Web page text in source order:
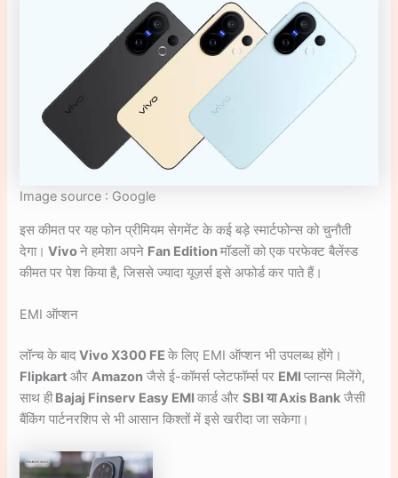
Image source : Google
इस कीमत पर यह फोन प्रीमियम सेगमेंट के कई बड़े स्मार्टफोन्स को चुनौती
देगा। Vivoने हमेशा अपने Fan Editionमॉडलों को एक परफेक्ट बैलेंस्ड
कीमत पर पेश किया है, जिससे ज्यादा यूज़र्स इसे अफोर्ड कर पाते हैं।
EMI ऑप्शन
लॉन्च के बादVivo X300 FEके लिए EMI ऑप्शन भी उपलब्ध होंगे।
FlipkartऔरAmazon जैसे ई-कॉमर्स प्लेटफॉर्म्स पर EMIप्लान्स मिलेंगे,
साथ हीBajaj Finserv Easy EMIकार्ड औरSBI या Axis Bank जैसी
बैंकिंग पार्टनरशिप से भी आसान किश्तों में इसे खरीदा जा सकेगा।